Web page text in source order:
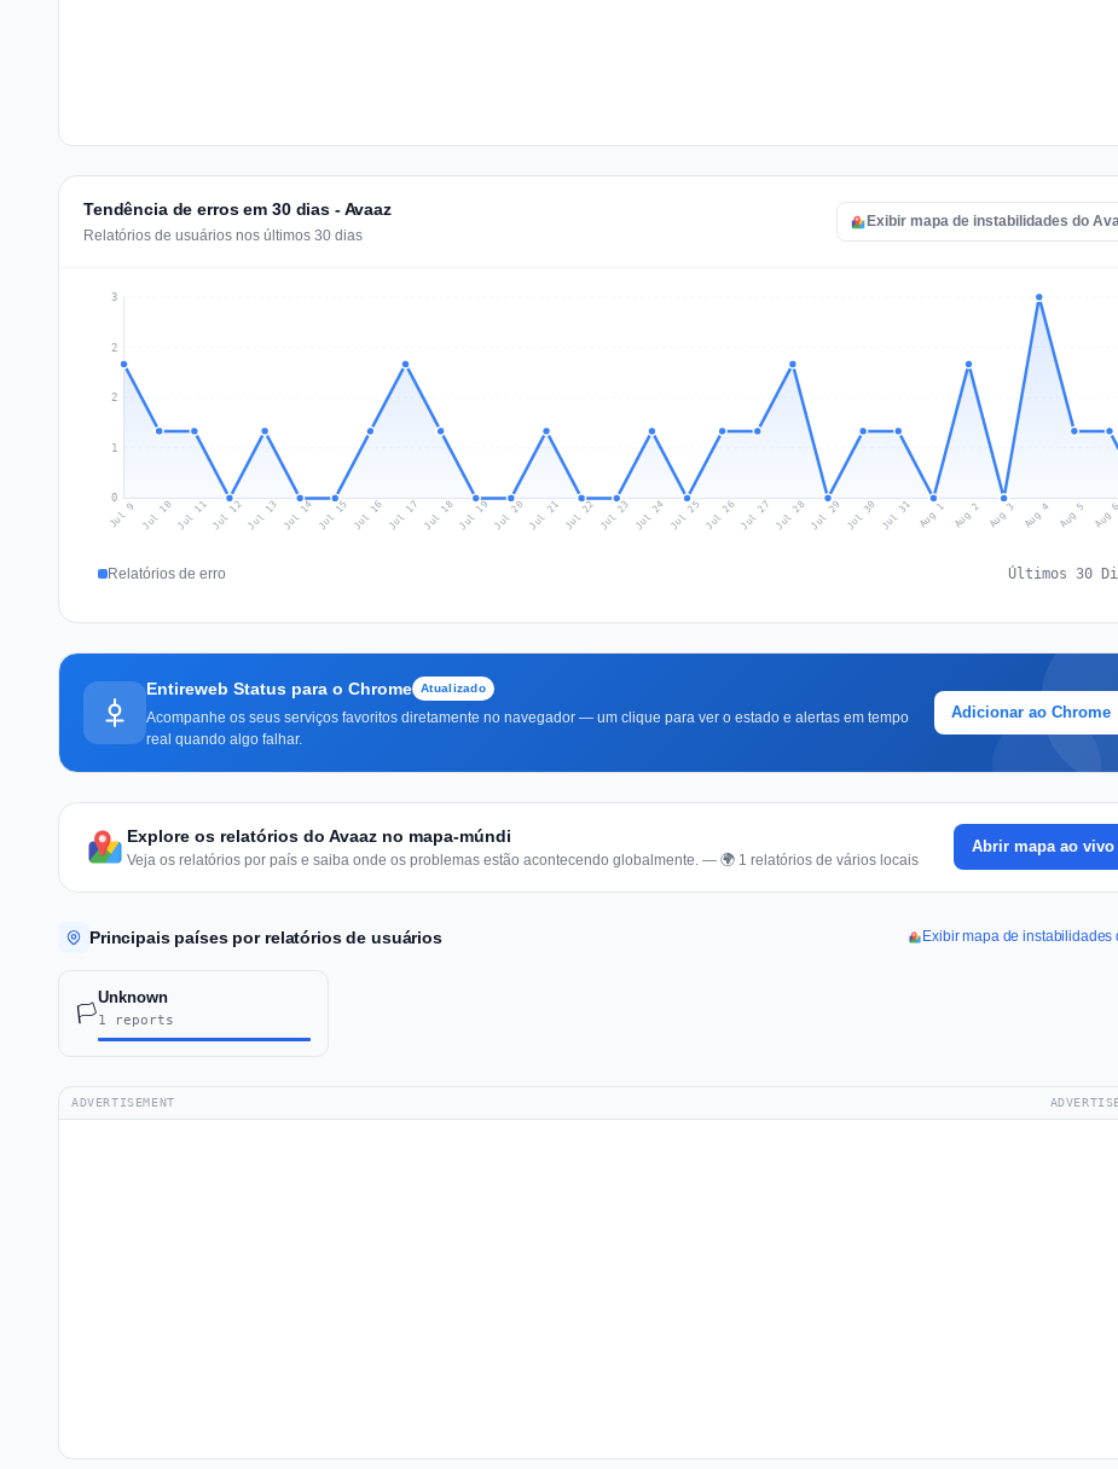
Tendência de erros em 30 dias - Avaaz
Relatórios de usuários nos últimos 30 dias
Exibir mapa de instabilidades do
0
1
2
2
3
Jul 9 Jul 10 Jul 11Jul 12Jul 13 Jul 14 Jul 15 Jul 16 Jul 17 Jul 18Jul 19 Jul 20 Jul 21 Jul 22 Jul 23 Jul 24 Jul 25 Jul 26Jul 27 Jul 28Jul 29 Jul 30 Jul 31 Aug 1 Aug 2 Aug 3 Aug 4 Aug 5 Aug 6
Relatórios de erro Últimos 30
Entireweb Status para o Chrome Atualizado
Acompanhe os seus serviços favoritos diretamente no navegador — um clique para ver o estado e alertas em tempo
real quando algo falhar.
Adicionar ao Chrome
Explore os relatórios do Avaaz no mapa-múndi
Veja os relatórios por país e saiba onde os problemas estão acontecendo globalmente. — 🌍 1 relatórios de vários locais
Abrir mapa ao vivo
Principais países por relatórios de usuários Exibir mapa de instabilidades
🏳️
Unknown
1 reports
ADVERTISEMENT